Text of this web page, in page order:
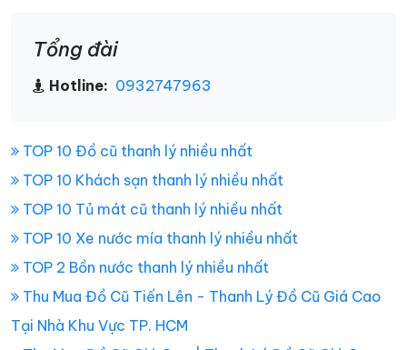
Tổng đài
Hotline: 0932747963
TOP 10 Đồ cũ thanh lý nhiều nhất
TOP 10 Khách sạn thanh lý nhiều nhất
TOP 10 Tủ mát cũ thanh lý nhiều nhất
TOP 10 Xe nước mía thanh lý nhiều nhất
TOP 2 Bồn nước thanh lý nhiều nhất
Thu Mua Đồ Cũ Tiến Lên - Thanh Lý Đồ Cũ Giá Cao
Tại Nhà Khu Vực TP. HCM